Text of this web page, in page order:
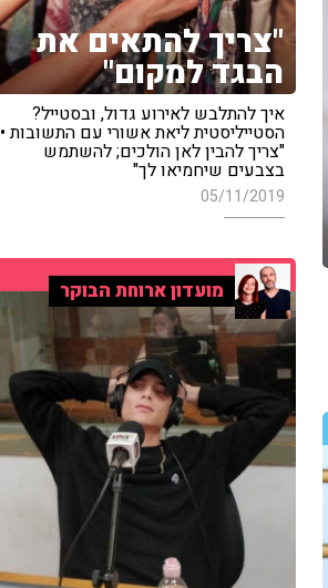
"צריך להתאים את
הבגד למקום"
איך להתלבש לאירוע גדול, ובסטייל?
הסטייליסטית ליאת אשורי עם התשובות •
"צריך להבין לאן הולכים; להשתמש
בצבעים שיחמיאו לך"
05/11/2019
מועדון ארוחת הבוקר